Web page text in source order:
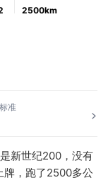
2500km
准
新世纪200，没有
，跑了2500多公